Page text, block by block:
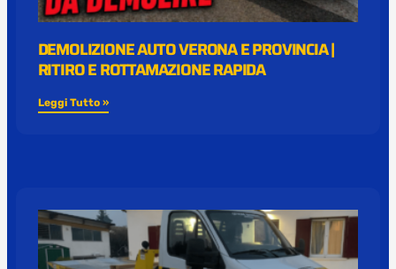
DEMOLIZIONE AUTO VERONA E PROVINCIA |
RITIRO E ROTTAMAZIONE RAPIDA
Leggi Tutto »